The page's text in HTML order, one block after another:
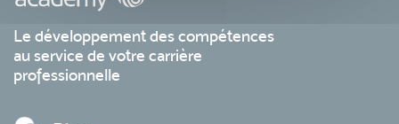
Le développement des compétences
au service de votre carrière
professionnelle